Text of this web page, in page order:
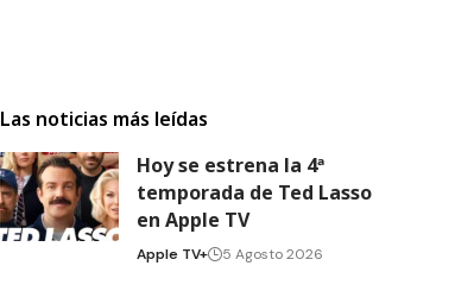
Las noticias más leídas
Hoy se estrena la 4ª
temporada de Ted Lasso
en Apple TV
Apple TV+ 5 Agosto 2026